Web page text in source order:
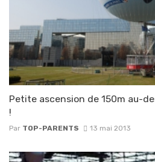
Petite ascension de 150m au-
!
Par TOP-PARENTS 13 mai 2013